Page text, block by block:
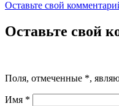
Оставьте свой
Оставьте свой
Поля, отмеченные *,
Имя *